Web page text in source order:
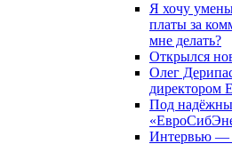
Я хочу
платы за
мне делать?
Открылся
Олег
директором
Под
Интервью —